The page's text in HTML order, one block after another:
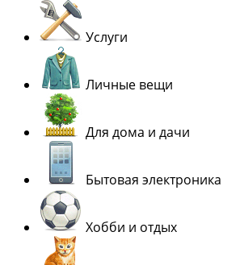
Услуги
Личные вещи
Для дома и дачи
Бытовая электроника
Хобби и отдых